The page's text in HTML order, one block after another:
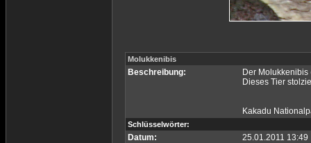
Molukkenibis
Beschreibung:
Der
Dieses Tier
Kakadu
Schlüsselwörter:
Datum: 25.01.2011 13:49